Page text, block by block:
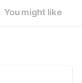
You might like